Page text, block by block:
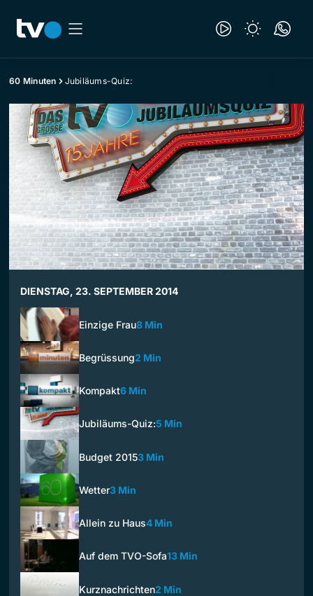
60 Minuten Jubiläums-Quiz:
DIENSTAG, 23. SEPTEMBER 2014
Einzige Frau8 Min
Begrüssung2 Min
Kompakt6 Min
Jubiläums-Quiz:5 Min
Budget 20153 Min
Wetter3 Min
Allein zu Haus4 Min
Auf dem TVO-Sofa13 Min
Kurznachrichten2 Min